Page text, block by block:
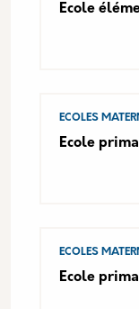
Ecole
ECOLES
Ecole
ECOLES
Ecole